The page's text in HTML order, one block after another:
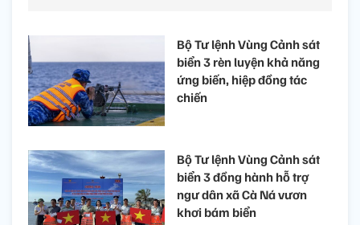
Bộ Tư lệnh Vùng Cảnh sát
biển 3 rèn luyện khả năng
ứng biến, hiệp đồng tác
chiến
Bộ Tư lệnh Vùng Cảnh sát
biển 3 đồng hành hỗ trợ
ngư dân xã Cà Ná vươn
khơi bám biển